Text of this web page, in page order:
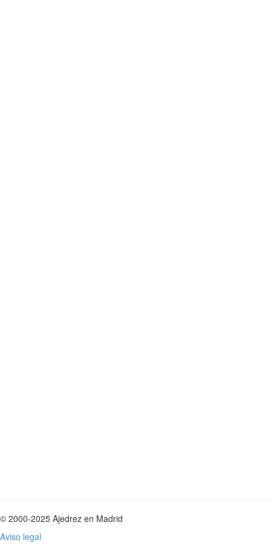
© 2000-2025 Ajedrez en Madrid
Aviso legal